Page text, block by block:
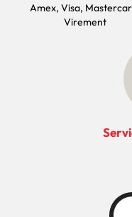
Amex, Visa,
Virement